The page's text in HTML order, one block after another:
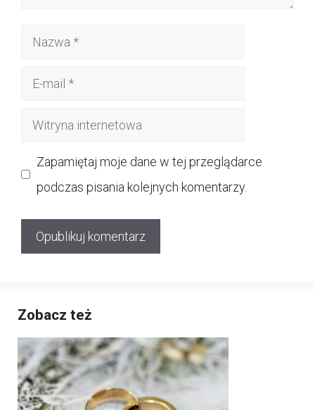
Nazwa
Witryna
Zapamiętaj moje dane w tej przeglądarce
podczas pisania kolejnych komentarzy.
Zobacz też